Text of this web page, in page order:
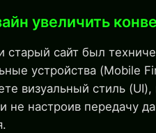
увеличить
старый сайт был
устройства (Mobile
визуальный стиль
не настроив передачу